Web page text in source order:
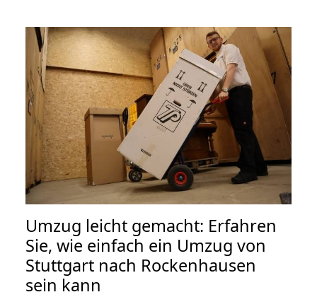
Umzug leicht gemacht: Erfahren
Sie, wie einfach ein Umzug von
Stuttgart nach Rockenhausen
sein kann